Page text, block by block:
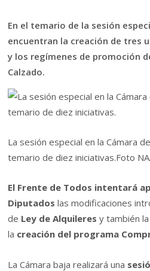
En el temario de la sesión
encuentran la creación de tres
y los regímenes de promoción
Calzado.
La sesión especial en la Cámara
temario de diez iniciativas.Foto
El Frente de Todos intentará
Diputados las modificaciones
de Ley de Alquileres y también
la creación del programa
La Cámara baja realizará una